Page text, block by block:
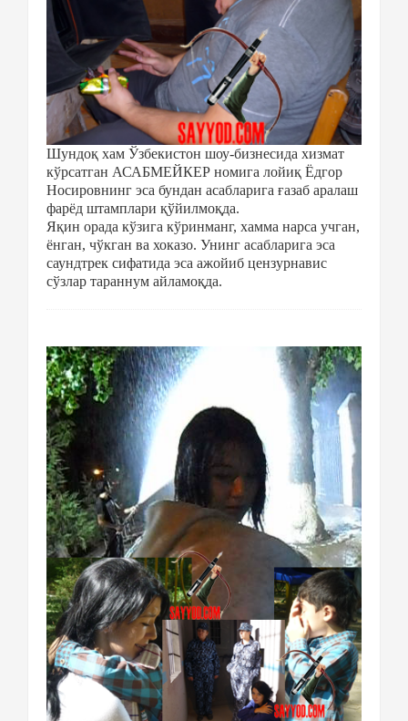
Шундоқ хам Ўзбекистон шоу-бизнесида хизмат
кўрсатган АСАБМЕЙКЕР номига лойиқ Ёдгор
Носировнинг эса бундан асабларига ғазаб аралаш
фарёд штамплари қўйилмоқда.
Яқин орада кўзига кўринманг, хамма нарса учган,
ёнган, чўкган ва хоказо. Унинг асабларига эса
саундтрек сифатида эса ажойиб цензурнавис
сўзлар тараннум айламоқда.